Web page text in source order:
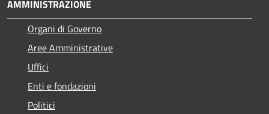
AMMINISTRAZIONE
Organi di Governo
Aree Amministrative
Uffici
Enti e fondazioni
Politici